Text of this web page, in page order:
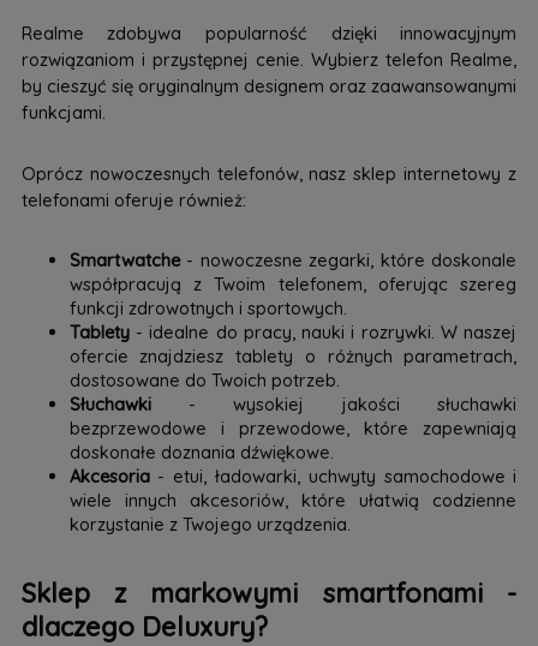
Realme zdobywa popularność dzięki innowacyjnym
rozwiązaniom i przystępnej cenie. Wybierz telefon Realme,
by cieszyć się oryginalnym designem oraz zaawansowanymi
funkcjami.
Oprócz nowoczesnych telefonów, nasz sklep internetowy z
telefonami oferuje również:
Smartwatche- nowoczesne zegarki, które doskonale
współpracują z Twoim telefonem, oferując szereg
funkcji zdrowotnych i sportowych.
Tablety- idealne do pracy, nauki i rozrywki. W naszej
ofercie znajdziesz tablety o różnych parametrach,
dostosowane do Twoich potrzeb.
Słuchawki- wysokiej jakości słuchawki
bezprzewodowe i przewodowe, które zapewniają
doskonałe doznania dźwiękowe.
Akcesoria- etui, ładowarki, uchwyty samochodowe i
wiele innych akcesoriów, które ułatwią codzienne
korzystanie z Twojego urządzenia.
Sklep z markowymi smartfonami -
dlaczego Deluxury?